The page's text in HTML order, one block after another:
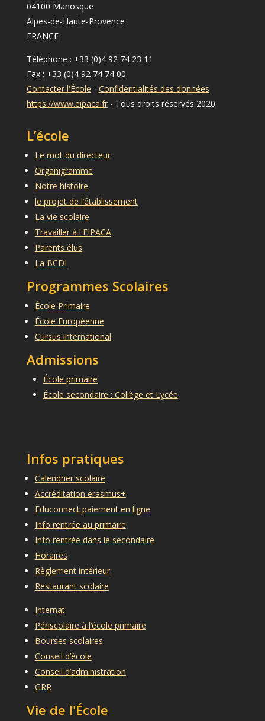
04100 Manosque
Alpes-de-Haute-Provence
FRANCE
Téléphone : +33 (0)4 92 74 23 11
Fax : +33 (0)4 92 74 74 00
Contacter l'École - Confidentialités des données
https://www.eipaca.fr- Tous droits réservés 2020
L’école
Le mot du directeur
Organigramme
Notre histoire
le projet de l’établissement
La vie scolaire
Travailler à l'EIPACA
Parents élus
La BCDI
Programmes Scolaires
École Primaire
École Européenne
Cursus international
Admissions
École primaire
École secondaire : Collège et Lycée
Infos pratiques
Calendrier scolaire
Accréditation erasmus+
Educonnect paiement en ligne
Info rentrée au primaire
Info rentrée dans le secondaire
Horaires
Règlement intérieur
Restaurant scolaire
Internat
Périscolaire à l’école primaire
Bourses scolaires
Conseil d’école
Conseil d’administration
GRR
Vie de l'École